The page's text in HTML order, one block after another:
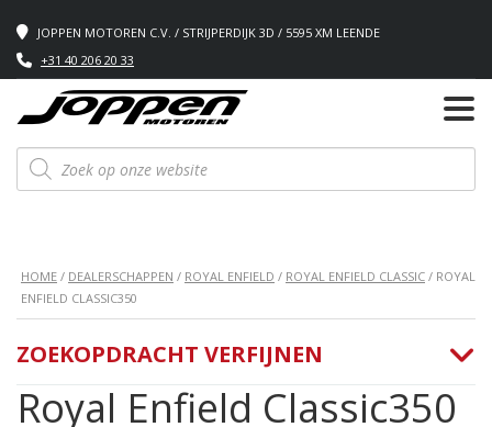
JOPPEN MOTOREN C.V. / STRIJPERDIJK 3D / 5595 XM LEENDE
+31 40 206 20 33
Producten
zoeken
HOME / DEALERSCHAPPEN / ROYAL ENFIELD / ROYAL ENFIELD CLASSIC / ROYAL
ENFIELD CLASSIC350
Royal Enfield Classic350
ZOEKOPDRACHT VERFIJNEN